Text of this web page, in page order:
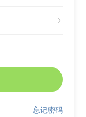

忘记密码